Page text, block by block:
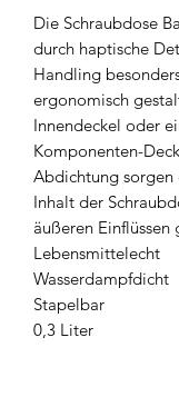
Die Schraubdose
durch haptische
Handling
ergonomisch
Innendeckel oder
Komponenten-
Abdichtung sorgen
Inhalt der
äußeren Einflüssen
Lebensmittelecht
Wasserdampfdicht
Stapelbar
0,3 Liter